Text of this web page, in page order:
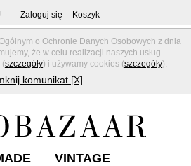
o Ochronie Danych Osobowych z dnia
że w celu realizacji naszych usług
(szczegóły) i używamy cookies (szczegóły).
komunikat [X]
Zaloguj się Koszyk
VINTAGE